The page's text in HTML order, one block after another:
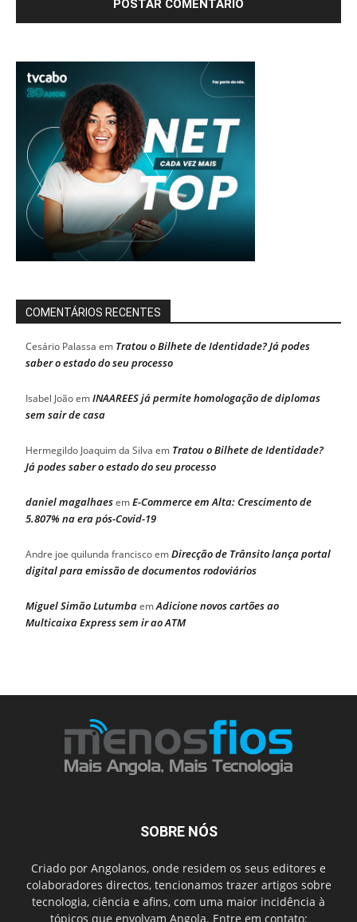
COMENTÁRIOS RECENTES
Cesário Palassa em Tratou o Bilhete de Identidade? Já podes
saber o estado do seu processo
Isabel JoãoemINAAREES já permite homologação de diplomas
sem sair de casa
Hermegildo Joaquim da Silva em Tratou o Bilhete de Identidade?
Já podes saber o estado do seu processo
daniel magalhaesemE-Commerce em Alta: Crescimento de
5.807% na era pós-Covid-19
Andre joe quilunda franciscoemDirecção de Trânsito lança portal
digital para emissão de documentos rodoviários
Miguel Simão LutumbaemAdicione novos cartões ao
Multicaixa Express sem ir ao ATM
SOBRE NÓS
Criado por Angolanos, onde residem os seus editores e
colaboradores directos, tencionamos trazer artigos sobre
tecnologia, ciência e afins, com uma maior incidência à
tópicos que envolvam Angola. Entre em contato: